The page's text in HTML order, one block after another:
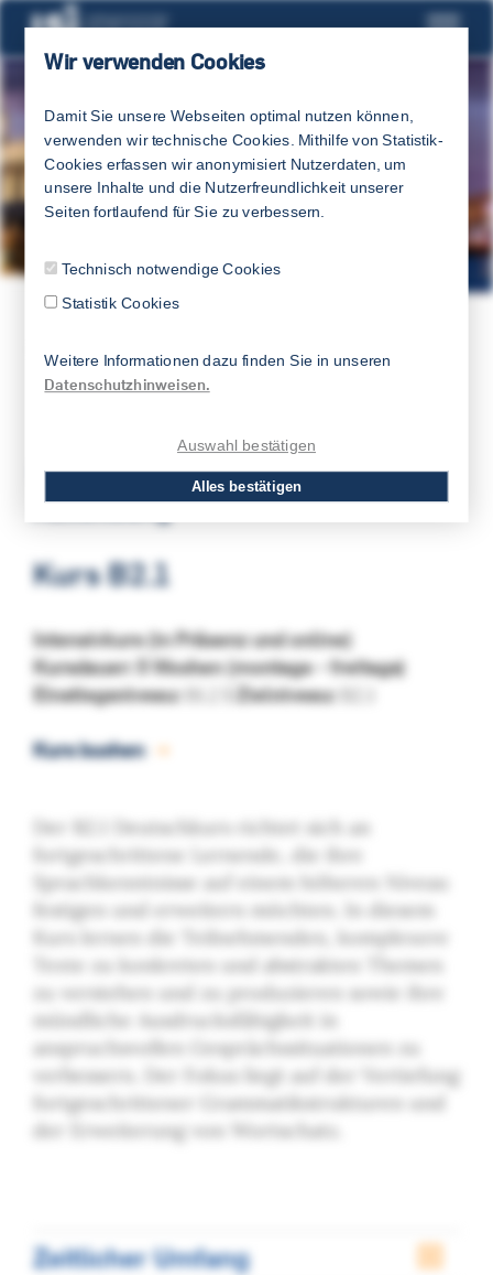
Wir verwenden Cookies
Damit Sie unsere Webseiten optimal nutzen können,
verwenden wir technische Cookies. Mithilfe von Statistik-
Cookies erfassen wir anonymisiert Nutzerdaten, um
unsere Inhalte und die Nutzerfreundlichkeit unserer
Seiten fortlaufend für Sie zu verbessern.
Technisch notwendige Cookies
Statistik Cookies
Weitere Informationen dazu finden Sie in unseren
Datenschutzhinweisen.
Auswahl bestätigen
Alles bestätigen
LSI SPRACHEN & KURSE DEUTSCH
Deutsch für das Studium und die
Ausbildung
Kurs B2.1
Intensivkurs (in Präsenz und online)
Kursdauer: 5 Wochen (montags – freitags)
Einstiegsniveau:
| Zielniveau:
Kurs buchen
Der B2.1 Deutschkurs richtet sich an
fortgeschrittene Lernende, die ihre
Sprachkenntnisse auf einem höheren Niveau
festigen und erweitern möchten. In diesem
Kurs lernen die Teilnehmenden, komplexere
Texte zu konkreten und abstrakten Themen
zu verstehen und zu produzieren sowie ihre
mündliche Ausdrucksfähigkeit in
anspruchsvollen Gesprächssituationen zu
verbessern. Der Fokus liegt auf der Vertiefung
fortgeschrittener Grammatikstrukturen und
der Erweiterung von Wortschatz.
Zeitlicher Umfang